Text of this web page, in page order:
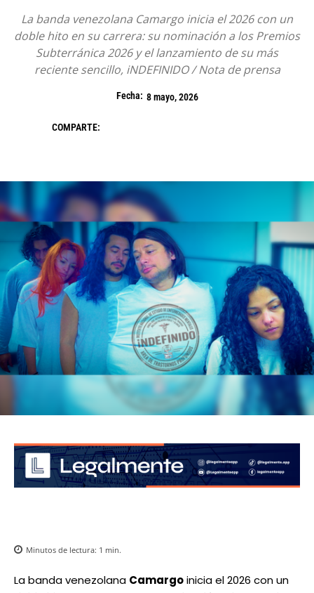
La banda venezolana Camargo inicia el 2026 con un
doble hito en su carrera: su nominación a los Premios
Subterránica 2026 y el lanzamiento de su más
reciente sencillo, iNDEFINIDO / Nota de prensa
Fecha: 8 mayo, 2026
COMPARTE:
Minutos de lectura: 1 min.
La banda venezolana Camargoinicia el 2026 con un